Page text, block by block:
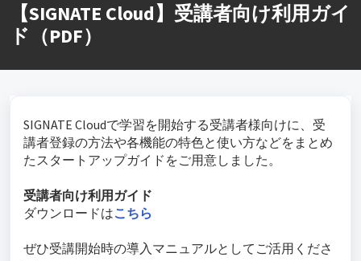
【SIGNATE Cloud】受講者向け利用ガイ
ド（PDF）
SIGNATE Cloudで学習を開始する受講者様向けに、受
講者登録の方法や各機能の特色と使い方などをまとめ
たスタートアップガイドをご用意しました。
受講者向け利用ガイド
ダウンロードはこちら
ぜひ受講開始時の導入マニュアルとしてご活用くださ